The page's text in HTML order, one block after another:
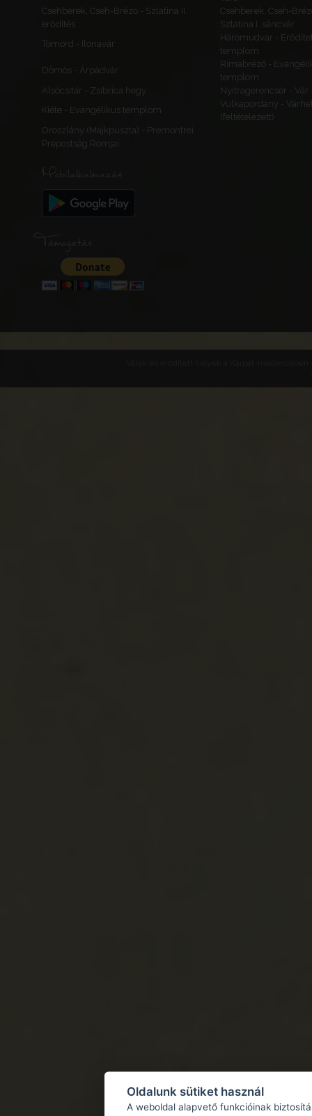
Csehberek, Cseh-Brézó - Szlatina II.
erődítés
Csehberek, Cseh-
Szlatina I. sáncvár
Tömörd - Ilonavár
Háromudvar -
templom
Dömös - Árpádvár
Rimabrézó -
templom
Alsócsitár - Zsibrica hegy
Nyitragerencsér - Vár
Kiéte - Evangélikus templom
Vulkapordány -
(feltételezett)
Oroszlány (Majkpuszta) - Premontrei
Prépostság Romjai
Mobilalkalmazás
Támogatás
Oldalunk sütiket használ
A weboldal alapvető funkcióinak